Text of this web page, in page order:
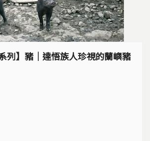
列】豬｜達悟族人珍視的蘭嶼豬